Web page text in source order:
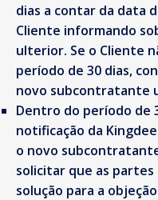
dias a contar da data
Cliente informando
ulterior. Se o Cliente
período de 30 dias,
novo subcontratante
Dentro do período de
notificação da
o novo
solicitar que as
solução para a